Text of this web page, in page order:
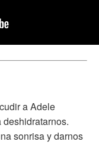
a Adele
sonrisa y darnos